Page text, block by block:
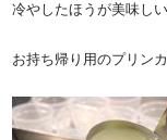
冷やしたほうが美味し
お持ち帰り用のプリン